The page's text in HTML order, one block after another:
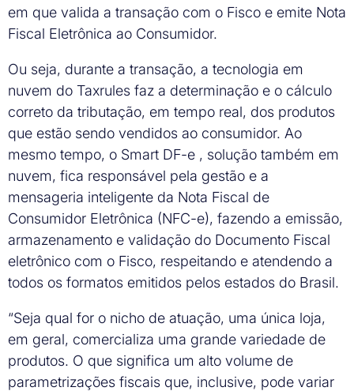
em que valida a transação com o Fisco e emite Nota
Fiscal Eletrônica ao Consumidor.
Ou seja, durante a transação, a tecnologia em
nuvem do Taxrules faz a determinação e o cálculo
correto da tributação, em tempo real, dos produtos
que estão sendo vendidos ao consumidor. Ao
mesmo tempo, o Smart DF-e , solução também em
nuvem, fica responsável pela gestão e a
mensageria inteligente da Nota Fiscal de
Consumidor Eletrônica (NFC-e), fazendo a emissão,
armazenamento e validação do Documento Fiscal
eletrônico com o Fisco, respeitando e atendendo a
todos os formatos emitidos pelos estados do Brasil.
“Seja qual for o nicho de atuação, uma única loja,
em geral, comercializa uma grande variedade de
produtos. O que significa um alto volume de
parametrizações fiscais que, inclusive, pode variar